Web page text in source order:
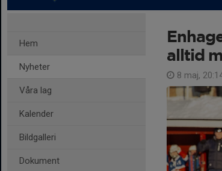
Hem
Nyheter
Våra lag
Kalender
Bildgalleri
Dokument
alltid
8 maj,